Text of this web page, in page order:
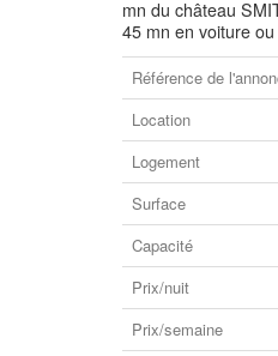
mn du château
45 mn en voiture
Référence de
Location
Logement
Surface
Capacité
Prix/nuit
Prix/semaine